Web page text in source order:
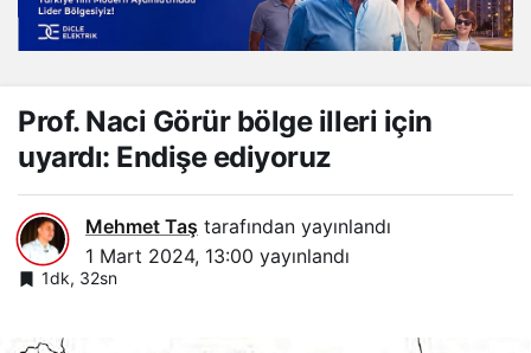
Prof. Naci Görür bölge illeri için
uyardı: Endişe ediyoruz
Mehmet Taş tarafından yayınlandı
1 Mart 2024, 13:00 yayınlandı
1dk, 32sn